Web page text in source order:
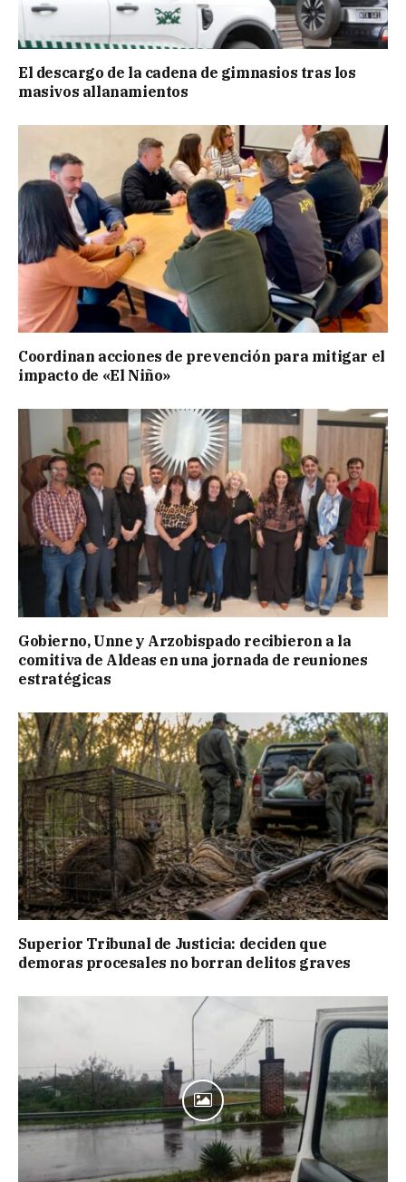
El descargo de la cadena de gimnasios tras los
masivos allanamientos
Coordinan acciones de prevención para mitigar el
impacto de «El Niño»
Gobierno, Unne y Arzobispado recibieron a la
comitiva de Aldeas en una jornada de reuniones
estratégicas
Superior Tribunal de Justicia: deciden que
demoras procesales no borran delitos graves